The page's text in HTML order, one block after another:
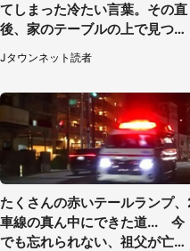
てしまった冷たい言葉。その直
後、家のテーブルの上で見つけ
たものは（福岡県・30代女性）
Jタウンネット読者
たくさんの赤いテールランプ
車線の真ん中にできた道... 今
でも忘れられない、祖父が亡く